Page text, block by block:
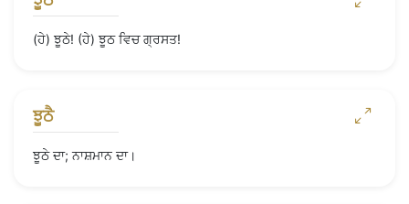
(ਹੇ) ਝੂਠੇ! (ਹੇ) ਝੂਠ ਵਿਚ ਗ੍ਰਸਤ!
ਝੂਠੈ
ਝੂਠੇ ਦਾ; ਨਾਸ਼ਮਾਨ ਦਾ।